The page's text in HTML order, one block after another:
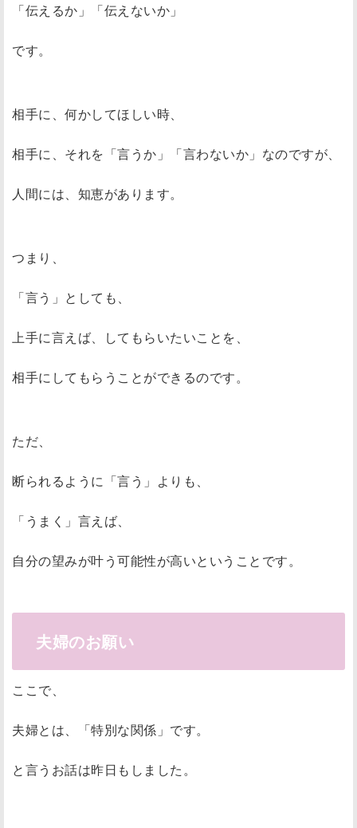
「伝えるか」「伝えないか」
です。
相手に、何かしてほしい時、
相手に、それを「言うか」「言わないか」なのですが、
人間には、知恵があります。
つまり、
「言う」としても、
上手に言えば、してもらいたいことを、
相手にしてもらうことができるのです。
ただ、
断られるように「言う」よりも、
「うまく」言えば、
自分の望みが叶う可能性が高いということです。
夫婦のお願い
ここで、
夫婦とは、「特別な関係」です。
と言うお話は昨日もしました。